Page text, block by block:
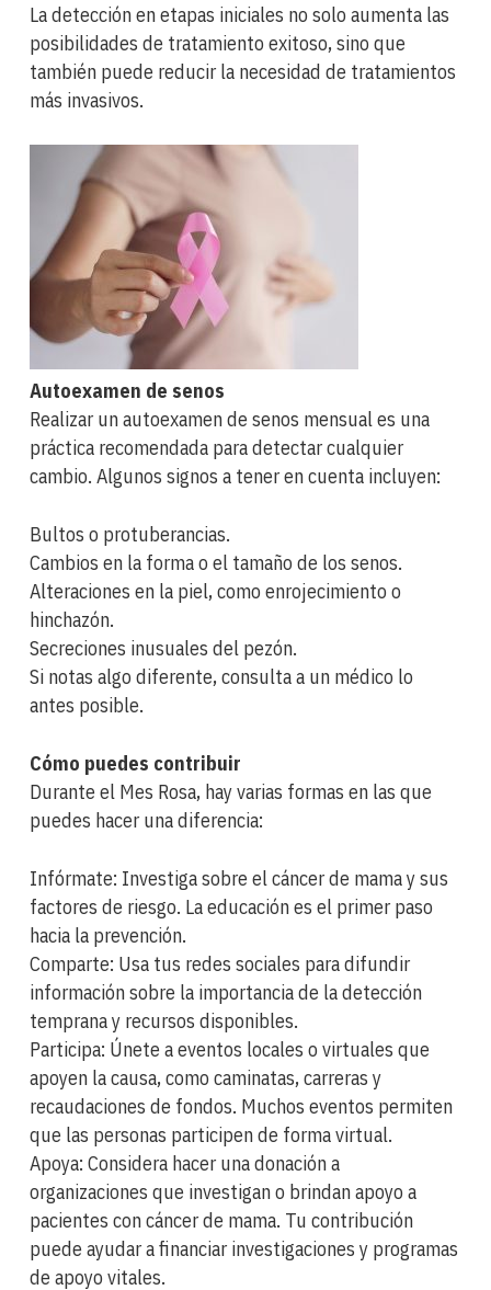
La detección en etapas iniciales no solo aumenta las
posibilidades de tratamiento exitoso, sino que
también puede reducir la necesidad de tratamientos
más invasivos.
Autoexamen de senos
Realizar un autoexamen de senos mensual es una
práctica recomendada para detectar cualquier
cambio. Algunos signos a tener en cuenta incluyen:
Bultos o protuberancias.
Cambios en la forma o el tamaño de los senos.
Alteraciones en la piel, como enrojecimiento o
hinchazón.
Secreciones inusuales del pezón.
Si notas algo diferente, consulta a un médico lo
antes posible.
Cómo puedes contribuir
Durante el Mes Rosa, hay varias formas en las que
puedes hacer una diferencia:
Infórmate: Investiga sobre el cáncer de mama y sus
factores de riesgo. La educación es el primer paso
hacia la prevención.
Comparte: Usa tus redes sociales para difundir
información sobre la importancia de la detección
temprana y recursos disponibles.
Participa: Únete a eventos locales o virtuales que
apoyen la causa, como caminatas, carreras y
recaudaciones de fondos. Muchos eventos permiten
que las personas participen de forma virtual.
Apoya: Considera hacer una donación a
organizaciones que investigan o brindan apoyo a
pacientes con cáncer de mama. Tu contribución
puede ayudar a financiar investigaciones y programas
de apoyo vitales.